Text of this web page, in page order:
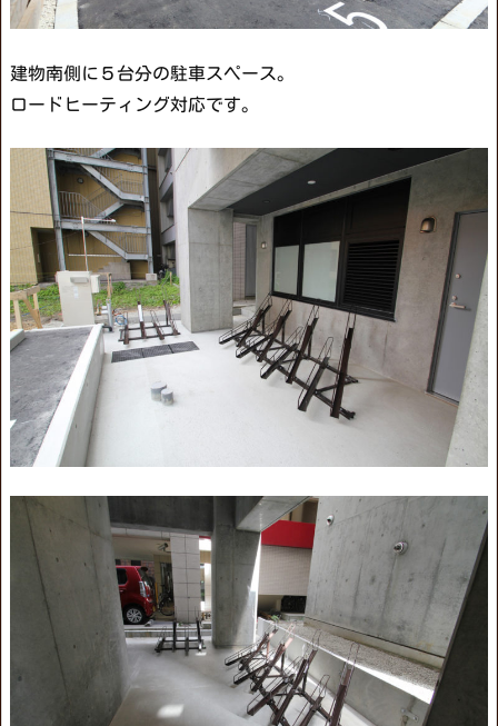
建物南側に５台分の駐車スペース。
ロードヒーティング対応です。